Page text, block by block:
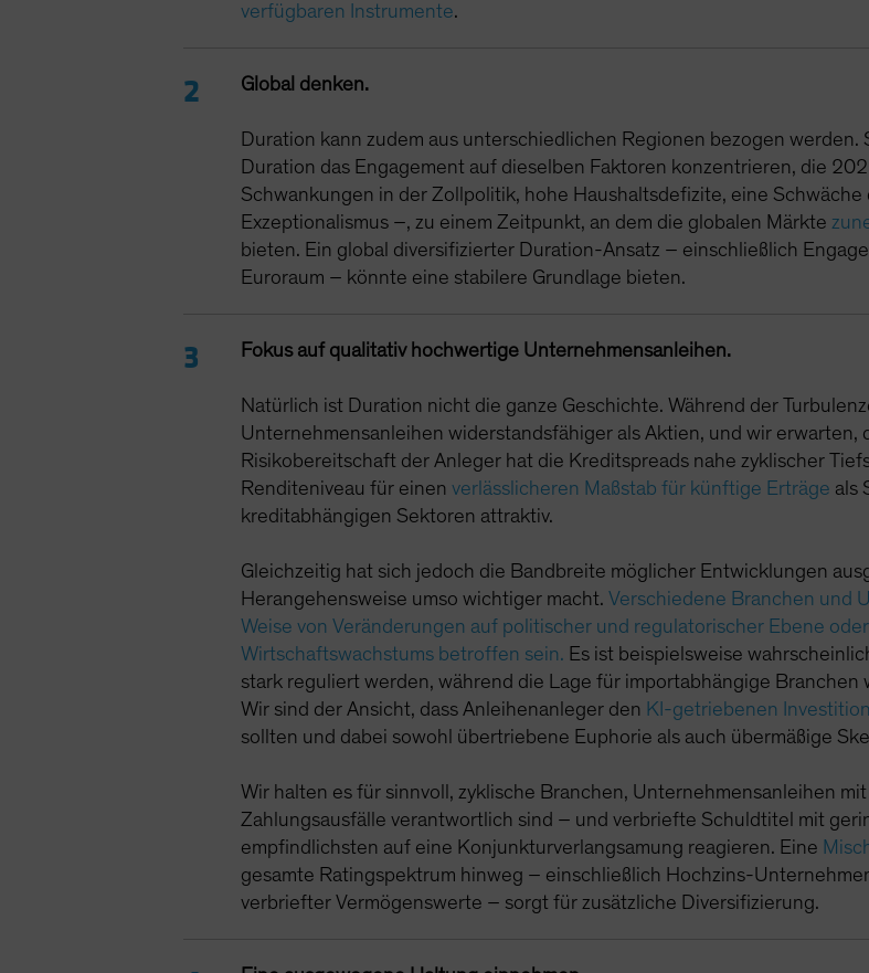
verfügbaren Instrumente.
Global denken.
Duration kann zudem aus unterschiedlichen Regionen bezogen
Duration das Engagement auf dieselben Faktoren konzentrieren, die
Schwankungen in der Zollpolitik, hohe Haushaltsdefizite, eine
Exzeptionalismus –, zu einem Zeitpunkt, an dem die globalen Märkte
bieten. Ein global diversifizierter Duration-Ansatz – einschließlich
Euroraum – könnte eine stabilere Grundlage bieten.
Fokus auf qualitativ hochwertige Unternehmensanleihen.
Natürlich ist Duration nicht die ganze Geschichte. Während der
Unternehmensanleihen widerstandsfähiger als Aktien, und wir erwarten,
Risikobereitschaft der Anleger hat die Kreditspreads nahe zyklischer
Renditeniveau für einenverlässlicheren Maßstab für künftige Erträge als
kreditabhängigen Sektoren attraktiv.
Gleichzeitig hat sich jedoch die Bandbreite möglicher Entwicklungen
Herangehensweise umso wichtiger macht.Verschiedene Branchen und
Weise von Veränderungen auf politischer und regulatorischer Ebene
Wirtschaftswachstums betroffen sein. Es ist beispielsweise
stark reguliert werden, während die Lage für importabhängige
Wir sind der Ansicht, dass Anleihenanleger den KI-getriebenen
sollten und dabei sowohl übertriebene Euphorie als auch übermäßige
Wir halten es für sinnvoll, zyklische Branchen, Unternehmensanleihen
Zahlungsausfälle verantwortlich sind – und verbriefte Schuldtitel mit
empfindlichsten auf eine Konjunkturverlangsamung reagieren. Eine
gesamte Ratingspektrum hinweg – einschließlich Hochzins-
verbriefter Vermögenswerte – sorgt für zusätzliche Diversifizierung.